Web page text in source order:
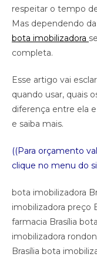
respeitar o tempo
Mas dependendo
bota imobilizadora
completa.
Esse artigo vai
quando usar, quais
diferença entre ela
e saiba mais.
((Para orçamento
clique no menu do
bota imobilizadora
imobilizadora preço
farmacia Brasília
imobilizadora
Brasília bota